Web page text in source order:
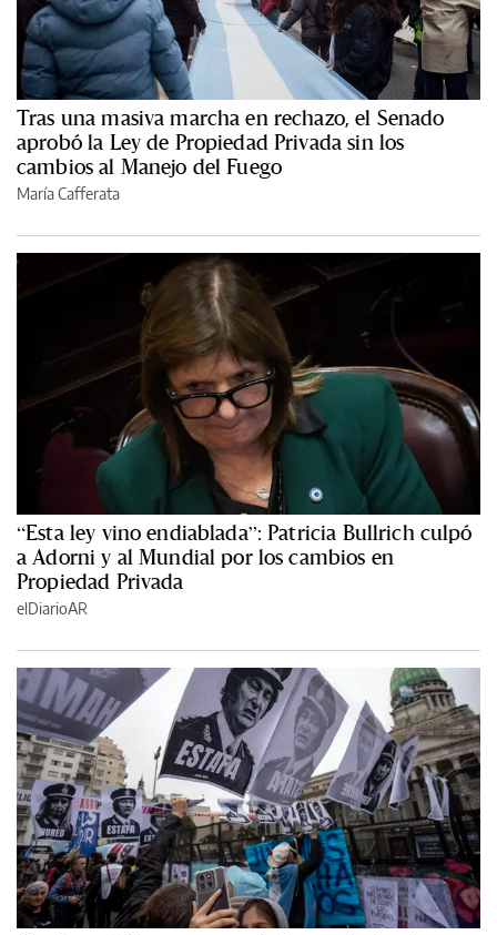
Tras una masiva marcha en rechazo, el Senado
aprobó la Ley de Propiedad Privada sin los
cambios al Manejo del Fuego
María Cafferata
“Esta ley vino endiablada”: Patricia Bullrich culpó
a Adorni y al Mundial por los cambios en
Propiedad Privada
elDiarioAR